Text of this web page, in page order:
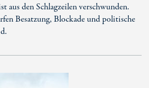
aus den Schlagzeilen verschwunden.
Besatzung, Blockade und politische